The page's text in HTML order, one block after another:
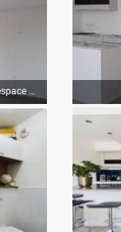
Caisson & éclairage - espace de vie